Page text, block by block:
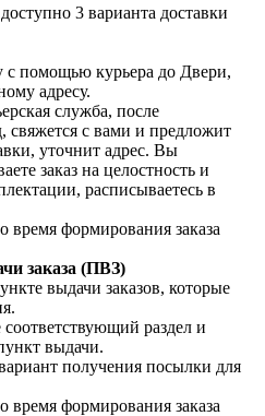
3 варианта доставки
с помощью курьера до Двери,
адресу.
служба, после
свяжется с вами и предложит
уточнит адрес. Вы
заказ на целостность и
расписываетесь в
время формирования заказа
заказа (ПВЗ)
выдачи заказов, которые
соответствующий раздел и
выдачи.
получения посылки для
время формирования заказа